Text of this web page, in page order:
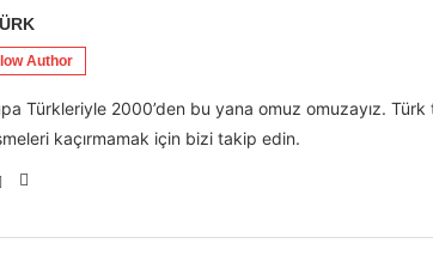
Author
Türkleriyle 2000’den bu yana omuz omuzayız.
kaçırmamak için bizi takip edin.